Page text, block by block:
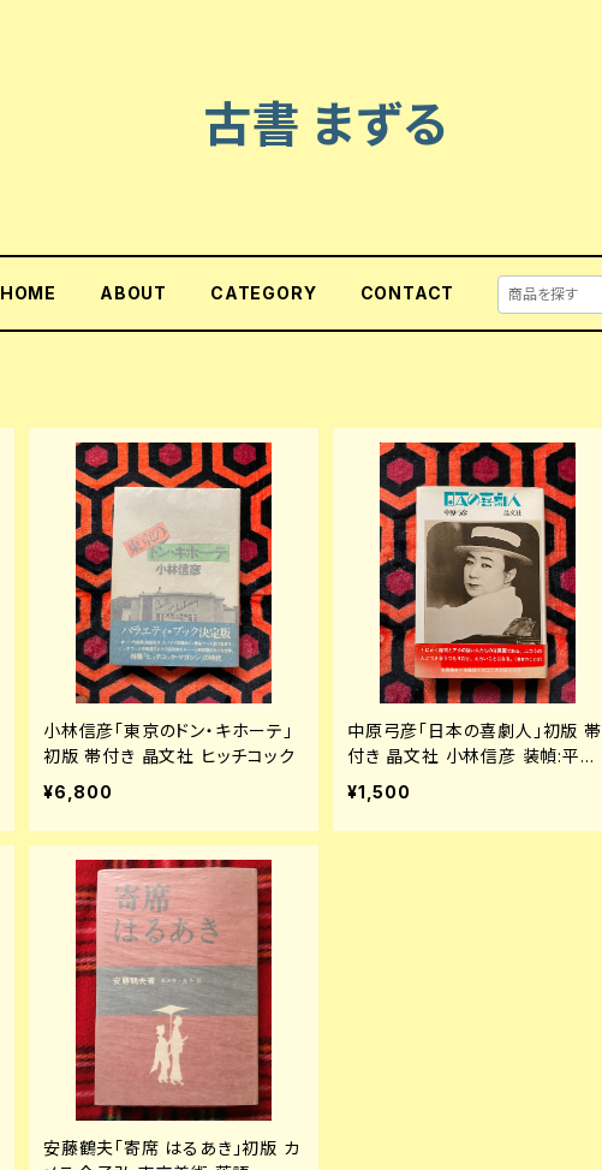
古書 まずる
HOME ABOUT CATEGORY CONTACT
小林信彦「東京のドン・キホーテ」
初版 帯付き 晶文社 ヒッチコック
¥6,800
中原弓彦「日本の喜劇人」初版 帯
付き 晶文社 小林信彦 装幀:平野
甲賀 安藤鶴夫 佐藤信 エノケン
クレージーキャッツ
¥1,500
安藤鶴夫「寄席 はるあき」初版 カ